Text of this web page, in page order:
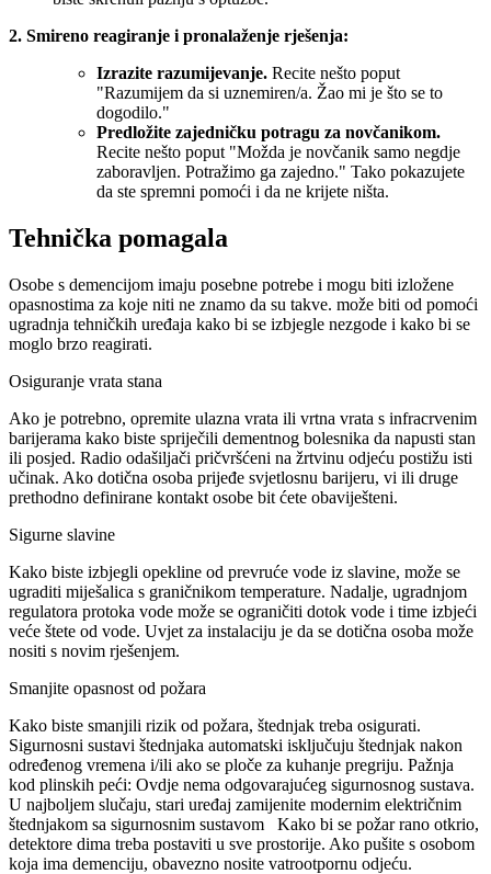
2. Smireno reagiranje i pronalaženje rješenja:
Izrazite razumijevanje. Recite nešto poput
"Razumijem da si uznemiren/a. Žao mi je što se to
dogodilo."
Predložite zajedničku potragu za novčanikom.
Recite nešto poput "Možda je novčanik samo negdje
zaboravljen. Potražimo ga zajedno." Tako pokazujete
da ste spremni pomoći i da ne krijete ništa.
Tehnička pomagala
Osobe s demencijom imaju posebne potrebe i mogu biti izložene
opasnostima za koje niti ne znamo da su takve. može biti od pomoći
ugradnja tehničkih uređaja kako bi se izbjegle nezgode i kako bi se
moglo brzo reagirati.
Osiguranje vrata stana
Ako je potrebno, opremite ulazna vrata ili vrtna vrata s infracrvenim
barijerama kako biste spriječili dementnog bolesnika da napusti stan
ili posjed. Radio odašiljači pričvršćeni na žrtvinu odjeću postižu isti
učinak. Ako dotična osoba prijeđe svjetlosnu barijeru, vi ili druge
prethodno definirane kontakt osobe bit ćete obaviješteni.
Sigurne slavine
Kako biste izbjegli opekline od prevruće vode iz slavine, može se
ugraditi miješalica s graničnikom temperature. Nadalje, ugradnjom
regulatora protoka vode može se ograničiti dotok vode i time izbjeći
veće štete od vode. Uvjet za instalaciju je da se dotična osoba može
nositi s novim rješenjem.
Smanjite opasnost od požara
Kako biste smanjili rizik od požara, štednjak treba osigurati.
Sigurnosni sustavi štednjaka automatski isključuju štednjak nakon
određenog vremena i/ili ako se ploče za kuhanje pregriju. Pažnja
kod plinskih peći: Ovdje nema odgovarajućeg sigurnosnog sustava.
U najboljem slučaju, stari uređaj zamijenite modernim električnim
štednjakom sa sigurnosnim sustavom Kako bi se požar rano otkrio,
detektore dima treba postaviti u sve prostorije. Ako pušite s osobom
koja ima demenciju, obavezno nosite vatrootpornu odjeću.